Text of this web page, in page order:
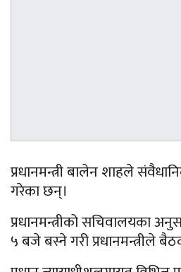
प्रधानमन्त्री बालेन शाहले
गरेका छन्।
प्रधानमन्त्रीको सचिवालयका
५ बजे बस्ने गरी प्रधानमन्त्रीले